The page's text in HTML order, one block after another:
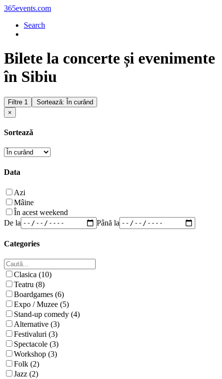
365events.com
Search
Bilete la concerte și evenimente
în Sibiu
Filtre 1
Sortează: În curând
×
Sortează
Data
Azi
Mâine
În acest weekend
De la
Până la
Categories
Clasica (10)
Teatru (8)
Boardgames (6)
Expo / Muzee (5)
Stand-up comedy (4)
Alternative (3)
Festivaluri (3)
Spectacole (3)
Workshop (3)
Folk (2)
Jazz (2)